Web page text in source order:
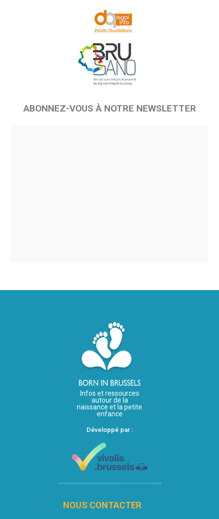
ABONNEZ-VOUS À NOTRE NEWSLETTER
Infos et ressources
autour de la
naissance et la petite
enfance
Développé par :
NOUS CONTACTER